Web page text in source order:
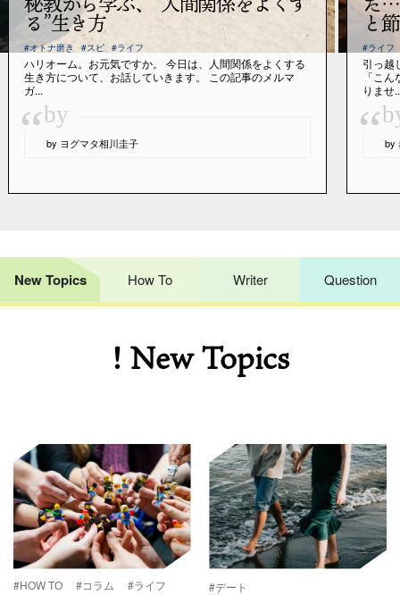
る”生き方
#オトナ磨き #スピ #ライフ
ハリオーム。お元気ですか。 今日は、人間関係をよくする
生き方について、お話していきます。 この記事のメルマ
ガ...
“by
by ヨグマタ相川圭子
と
#ライフ
引っ越
「こ
りませ
“ by
New Topics How To Writer Question
! New Topics
#HOW TO #コラム #ライフ #デート